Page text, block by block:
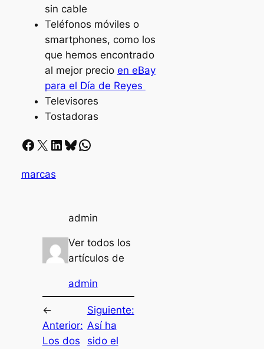
sin cable
Teléfonos móviles o
smartphones, como los
que hemos encontrado
al mejor precio en eBay
para el Día de Reyes
Televisores
Tostadoras
Facebook X LinkedIn Bluesky Whatsapp
marcas
admin
Ver todos los
artículos de
admin
←
Anterior:
Los dos
Siguiente:
Así ha
sido el